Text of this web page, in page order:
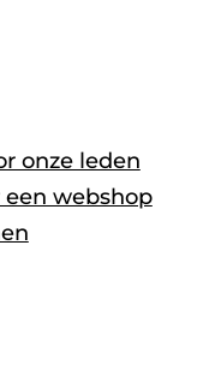
onze leden
webshop